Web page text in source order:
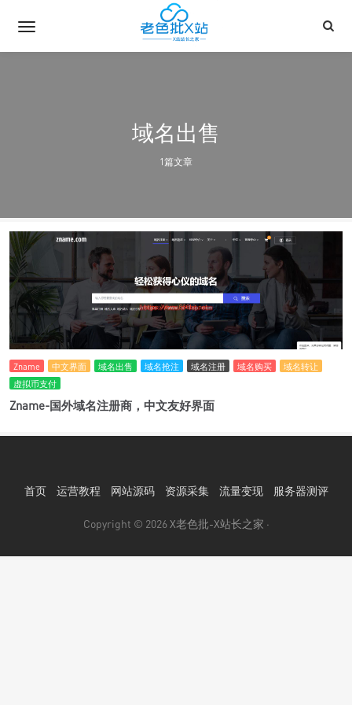
域名出售
1篇文章
Zname 中文界面 域名出售 域名抢注 域名注册 域名购买
域名转让
虚拟币支付
Zname-国外域名注册商，中文友好界面
首页 运营教程 网站源码 资源采集 流量变现 服务器测评
Copyright © 2026X老色批-X站长之家 ·